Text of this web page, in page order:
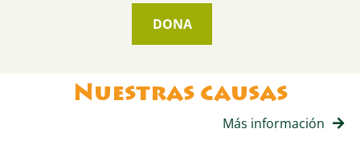
Nuestras causas
Más información